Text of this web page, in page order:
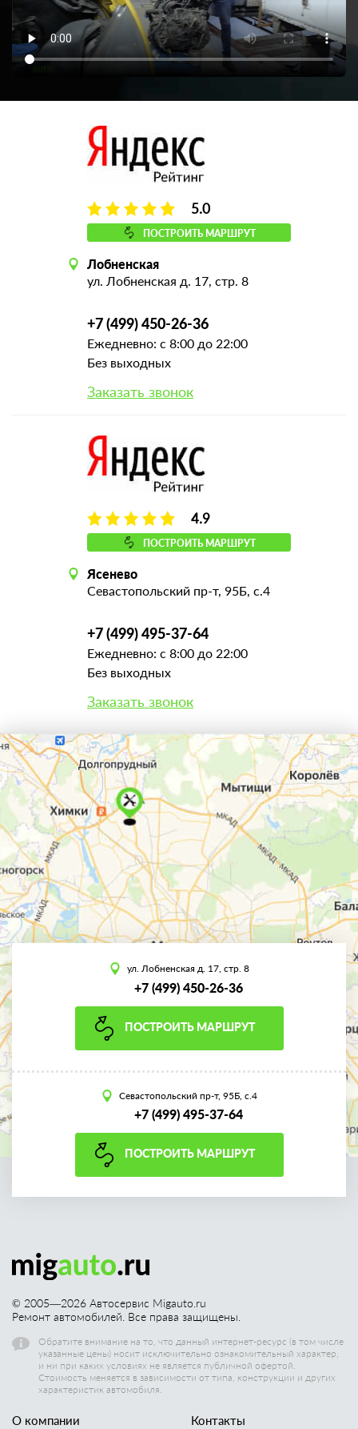
5.0
ПОСТРОИТЬ МАРШРУТ
Лобненская
ул. Лобненская д. 17, стр. 8
+7 (499) 450-26-36
Ежедневно: с 8:00 до 22:00
Без выходных
Заказать звонок
4.9
ПОСТРОИТЬ МАРШРУТ
Ясенево
Севастопольский пр-т, 95Б, с.4
+7 (499) 495-37-64
Ежедневно: с 8:00 до 22:00
Без выходных
Заказать звонок
ул. Лобненская д. 17, стр. 8
+7 (499) 450-26-36
ПОСТРОИТЬ МАРШРУТ
Севастопольский пр-т, 95Б, с.4
+7 (499) 495-37-64
ПОСТРОИТЬ МАРШРУТ
© 2005—2026 Автосервис Migauto.ru
Ремонт автомобилей. Все права защищены.
Обратите внимание на то, что данный интернет-ресурс (в том числе
указанные цены) носит исключительно ознакомительный характер,
и ни при каких условиях не является публичной офертой.
Стоимость меняется в зависимости от типа, конструкции и других
характеристик автомобиля.
О компании Контакты